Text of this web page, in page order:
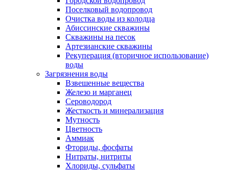
Поселковый водопровод
Очистка воды из колодца
Абиссинские скважины
Скважины на песок
Артезианские скважины
Рекуперация (вторичное использование)
воды
Загрязнения воды
Взвешенные вещества
Железо и марганец
Сероводород
Жесткость и минерализация
Мутность
Цветность
Аммиак
Фториды, фосфаты
Нитраты, нитриты
Хлориды, сульфаты